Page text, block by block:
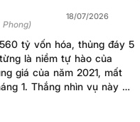
18/07/2026
tỷ vốn hóa, thủng đáy 5
là niềm tự hào của
giá của năm 2021, mất
1. Thắng nhìn vụ này và
anh em. Thứ nhất, khối
họ bán ròng gần 148